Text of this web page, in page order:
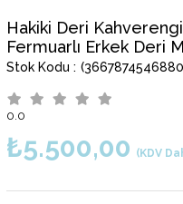
Hakiki Deri
Fermuarlı Erkek Deri
0.0
₺5.500,00 (KDV